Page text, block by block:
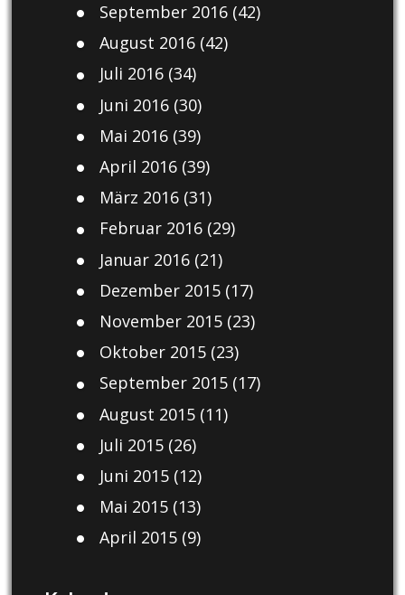
September 2016(42)
August 2016(42)
Juli 2016(34)
Juni 2016(30)
Mai 2016(39)
April 2016(39)
März 2016(31)
Februar 2016(29)
Januar 2016(21)
Dezember 2015(17)
November 2015(23)
Oktober 2015(23)
September 2015(17)
August 2015(11)
Juli 2015(26)
Juni 2015(12)
Mai 2015(13)
April 2015(9)